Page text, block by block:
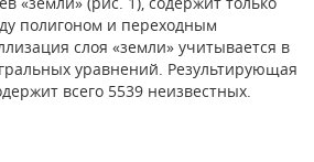
полигоном и переходным
слоя «земли» учитывается в
уравнений. Результирующая
всего 5539 неизвестных.